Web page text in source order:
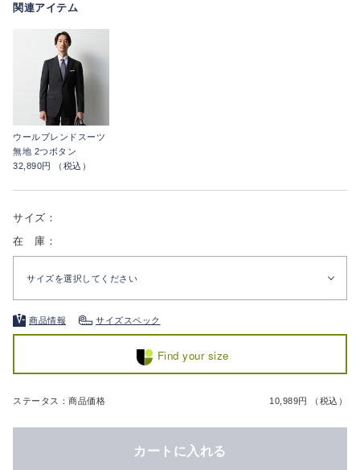
関連アイテム
ウールブレンドスーツ
無地 2つボタン
32,890円 （税込）
サイズ：
在 庫：
サイズを選択してください
商品情報 サイズスペック
Find your size
ステータス：商品価格 10,989円 （税込）
カートに入れる